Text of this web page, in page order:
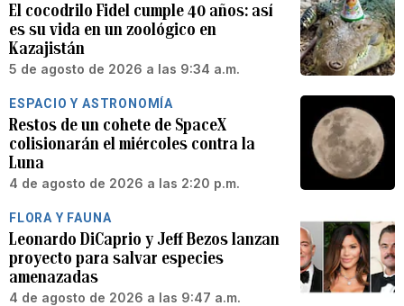
El cocodrilo Fidel cumple 40 años: así
es su vida en un zoológico en
Kazajistán
5 de agosto de 2026 a las 9:34 a.m.
ESPACIO Y ASTRONOMÍA
Restos de un cohete de SpaceX
colisionarán el miércoles contra la
Luna
4 de agosto de 2026 a las 2:20 p.m.
FLORA Y FAUNA
Leonardo DiCaprio y Jeff Bezos lanzan
proyecto para salvar especies
amenazadas
4 de agosto de 2026 a las 9:47 a.m.